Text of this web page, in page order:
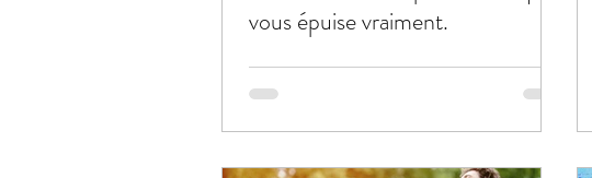
vous épuise vraiment.